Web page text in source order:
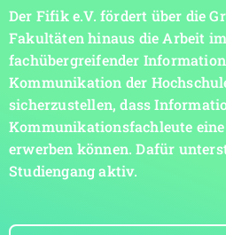
Der Fifik e.V. fördert über die
Fakultäten hinaus die Arbeit
fachübergreifender
Kommunikation der
sicherzustellen, dass
Kommunikationsfachleute
erwerben können. Dafür
Studiengang aktiv.